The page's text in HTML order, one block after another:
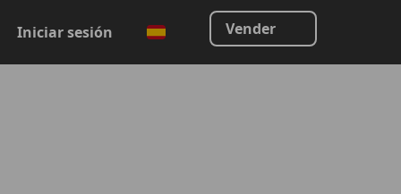
Iniciar sesión Vender